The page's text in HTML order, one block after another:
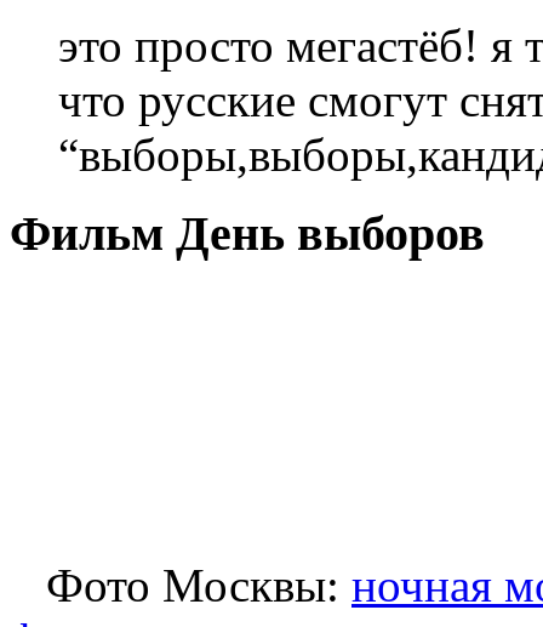
это просто мегастёб! я
что русские смогут
Фильм День выборов
Фото Москвы: ночная